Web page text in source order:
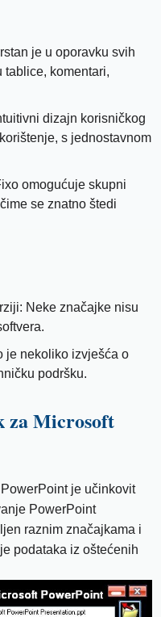
je u oporavku svih
tablice, komentari,
dizajn korisničkog
s jednostavnom
omogućuje skupni
se znatno štedi
Neke značajke nisu
je nekoliko izvješća o
podršku.
za Microsoft
je učinkovit
PowerPoint
raznim značajkama i
podataka iz oštećenih